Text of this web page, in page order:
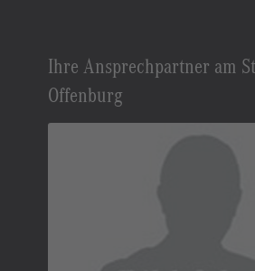
Ihre Ansprechpartner am
Offenburg